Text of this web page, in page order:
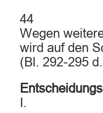
44
Wegen
wird auf den
(Bl. 292-295
I.